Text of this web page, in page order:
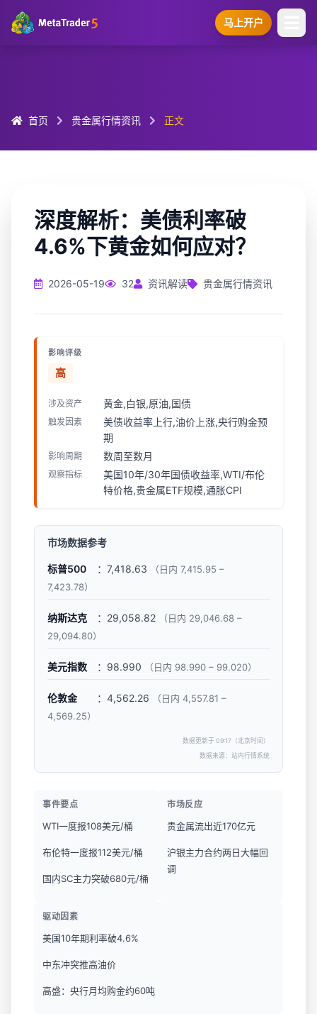
马上开户
首页 贵金属行情资讯 正文
深度解析：美债利率破
4.6%下黄金如何应对？
2026-05-19 32 资讯解读 贵金属行情资讯
影响评级
高
涉及资产 黄金,白银,原油,国债
触发因素
美债收益率上行,油价上涨,央行购金预
期
影响周期 数周至数月
观察指标
美国10年/30年国债收益率,WTI/布伦
特价格,贵金属ETF规模,通胀CPI
市场数据参考
标普500 ：7,418.63
（日内 7,415.95 –
7,423.78）
纳斯达克 ：29,058.82
（日内 29,046.68 –
29,094.80）
美元指数 ：98.990 （日内 98.990 – 99.020）
伦敦金 ：4,562.26
（日内 4,557.81 –
4,569.25）
数据更新于 09:17（北京时间）
数据来源：站内行情系统
事件要点
WTI一度报108美元/桶
布伦特一度报112美元/桶
国内SC主力突破680元/桶
市场反应
贵金属流出近170亿元
沪银主力合约两日大幅回
调
驱动因素
美国10年期利率破4.6%
中东冲突推高油价
高盛：央行月均购金约60吨